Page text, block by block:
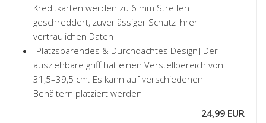
Kreditkarten werden zu 6 mm Streifen
geschreddert, zuverlässiger Schutz Ihrer
vertraulichen Daten
[Platzsparendes & Durchdachtes Design] Der
ausziehbare griff hat einen Verstellbereich von
31,5–39,5 cm. Es kann auf verschiedenen
Behältern platziert werden
24,99 EUR